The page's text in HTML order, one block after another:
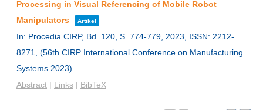
Processing in Visual Referencing of Mobile Robot
Manipulators
Artikel
In: Procedia CIRP, Bd. 120, S. 774-779, 2023, ISSN: 2212-
8271, (56th CIRP International Conference on Manufacturing
Systems 2023).
Abstract
Links BibTeX